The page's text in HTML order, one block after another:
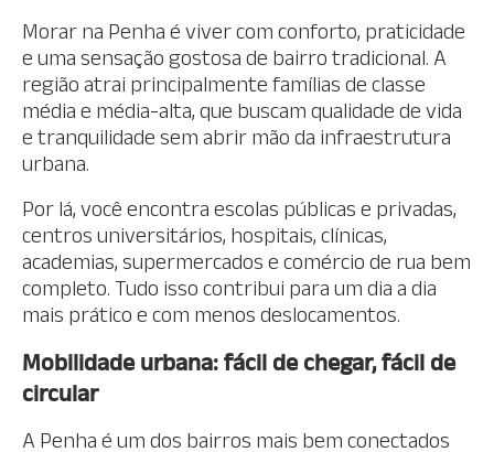
Morar na Penha é viver com conforto, praticidade
e uma sensação gostosa de bairro tradicional. A
região atrai principalmente famílias de classe
média e média-alta, que buscam qualidade de vida
e tranquilidade sem abrir mão da infraestrutura
urbana.
Por lá, você encontra escolas públicas e privadas,
centros universitários, hospitais, clínicas,
academias, supermercados e comércio de rua bem
completo. Tudo isso contribui para um dia a dia
mais prático e com menos deslocamentos.
Mobilidade urbana: fácil de chegar, fácil de
circular
A Penha é um dos bairros mais bem conectados